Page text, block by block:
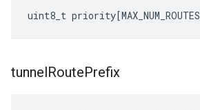
uint8_t priority[MAX_NUM_ROUTES
tunnelRoutePrefix